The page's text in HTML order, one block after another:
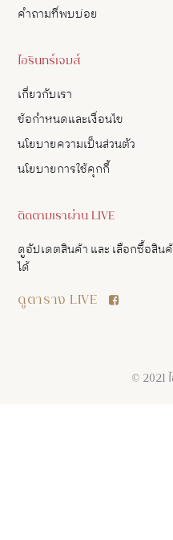
คำถามที่พบบ่อย
ไอรินทร์เจมส์
เกี่ยวกับเรา
ข้อกำหนดและเงื่อนไข
นโยบายความเป็นส่วนตัว
นโยบายการใช้คุกกี้
ติดตามเราผ่าน LIVE
ดูอัปเดตสินค้า และ เลือกซื้อสินค้
ได้
ดูตาราง LIVE
© 2021